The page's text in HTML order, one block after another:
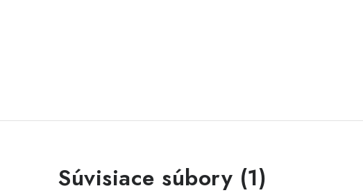
Súvisiace súbory (1)